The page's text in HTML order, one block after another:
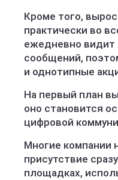
Кроме того,
практически во
ежедневно видит
сообщений,
и однотипные
На первый план
оно становится
цифровой
Многие компании
присутствие
площадках,